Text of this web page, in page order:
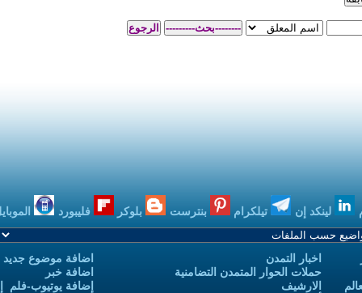
بنترست بلوكر فليبورد الموبايل بودكاست
التضامنية
اضافة خبر
إضافة يوتيوب-فلم إلى يوتيوب التمدن